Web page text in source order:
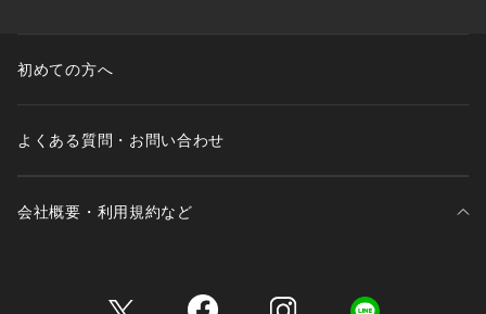
初めての方へ
よくある質問・お問い合わせ
会社概要・利用規約など